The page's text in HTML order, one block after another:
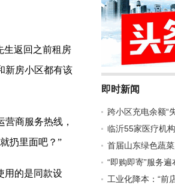
返回之前租房
新房小区都有该
商服务热线，
扔里面吧？”
用的是同款设
即时新闻
跨小区充电余额“
临沂55家医疗机
首届山东绿色蔬
“即购即寄”服务
工业化降本：“前